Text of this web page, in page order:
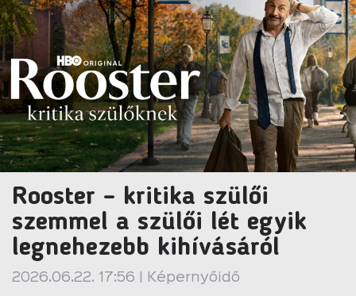
Rooster – kritika szülői
szemmel a szülői lét egyik
legnehezebb kihívásáról
2026.06.22. 17:56 | Képernyőidő